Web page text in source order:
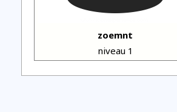
zoemnt
niveau 1